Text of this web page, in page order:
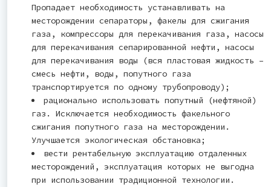
Пропадает необходимость устанавливать на
месторождении сепараторы, факелы для сжигания
газа, компрессоры для перекачивания газа, насосы
для перекачивания сепарированной нефти, насосы
для перекачивания воды (вся пластовая жидкость –
смесь нефти, воды, попутного газа
транспортируется по одному трубопроводу);
рационально использовать попутный (нефтяной)
газ. Исключается необходимость факельного
сжигания попутного газа на месторождении.
Улучшается экологическая обстановка;
вести рентабельную эксплуатацию отдаленных
месторождений, эксплуатация которых не выгодна
при использовании традиционной технологии.